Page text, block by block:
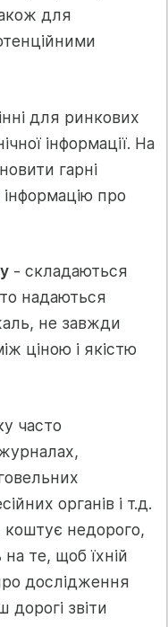
для
для ринкових
інформації. На
гарні
про
- складаються
надаються
не завжди
ціною і якістю
часто
органів і т.д.
недорого,
те, щоб їхній
дослідження
дорогі звіти